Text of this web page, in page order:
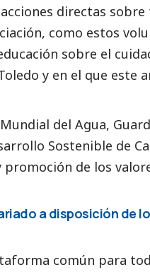
directas
como estos
sobre el
y en el que este
del Agua,
Sostenible de
de los
a disposición de
común para